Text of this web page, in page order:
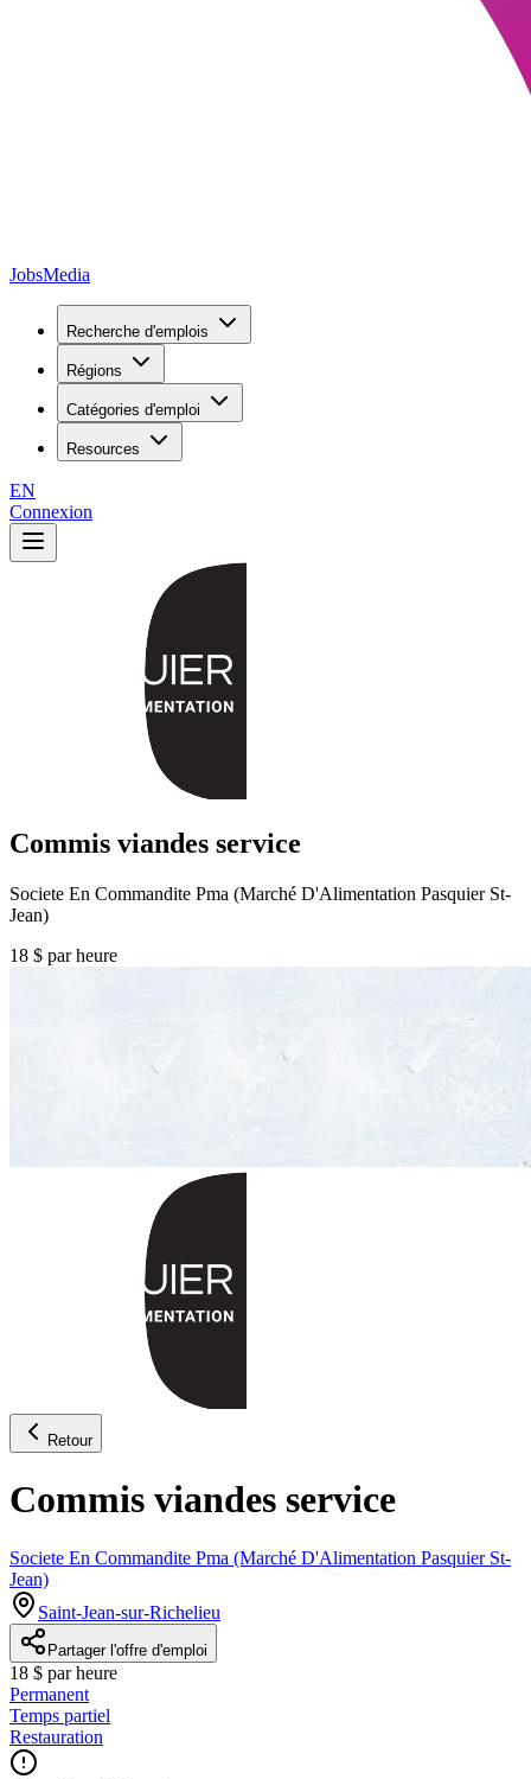
JobsMedia
Recherche d'emplois
Régions
Catégories d'emploi
Resources
EN
Connexion
Commis viandes service
Societe En Commandite Pma (Marché D'Alimentation Pasquier St-
Jean)
18 $ par heure
Retour
Commis viandes service
Societe En Commandite Pma (Marché D'Alimentation Pasquier St-
Jean)
Saint-Jean-sur-Richelieu
Partager l'offre d'emploi
18 $ par heure
Permanent
Temps partiel
Restauration